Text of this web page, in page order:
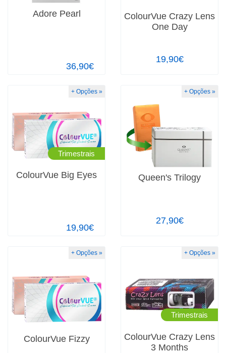
Adore Pearl
36,90€
ColourVue Crazy Lens
One Day
19,90€
ColourVue Big Eyes
19,90€
Trimestrais
+ Opções »
Queen's Trilogy
27,90€
+ Opções »
ColourVue Fizzy
+ Opções »
ColourVue Crazy Lens
3 Months
Trimestrais
+ Opções »